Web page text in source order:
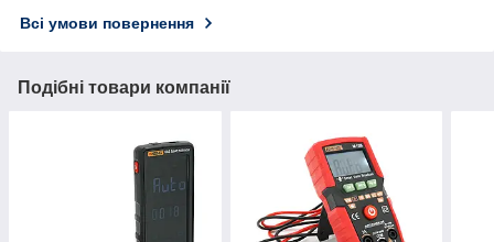
Всі умови повернення
Подібні товари компанії